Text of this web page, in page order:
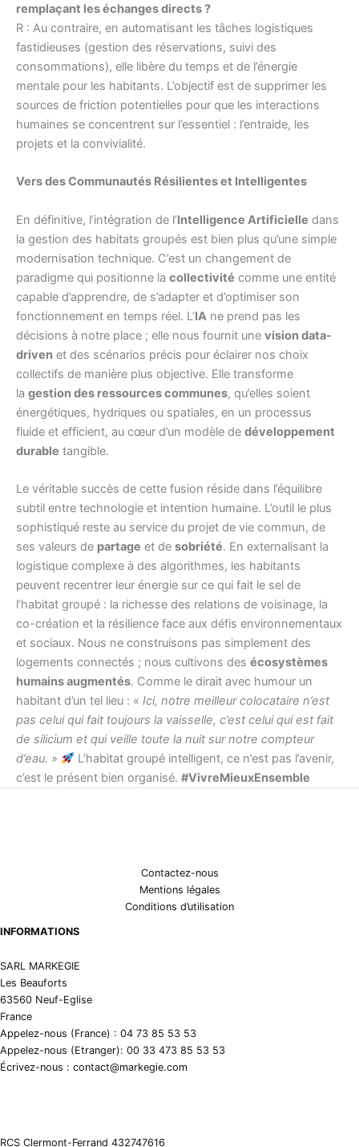
remplaçant les échanges directs ?
R : Au contraire, en automatisant les tâches logistiques
fastidieuses (gestion des réservations, suivi des
consommations), elle libère du temps et de l’énergie
mentale pour les habitants. L’objectif est de supprimer les
sources de friction potentielles pour que les interactions
humaines se concentrent sur l’essentiel : l’entraide, les
projets et la convivialité.
Vers des Communautés Résilientes et Intelligentes
En définitive, l’intégration de l’Intelligence Artificielle dans
la gestion des habitats groupés est bien plus qu’une simple
modernisation technique. C’est un changement de
paradigme qui positionne la collectivité comme une entité
capable d’apprendre, de s’adapter et d’optimiser son
fonctionnement en temps réel. L’IA ne prend pas les
décisions à notre place ; elle nous fournit une vision data-
driven et des scénarios précis pour éclairer nos choix
collectifs de manière plus objective. Elle transforme
la gestion des ressources communes, qu’elles soient
énergétiques, hydriques ou spatiales, en un processus
fluide et efficient, au cœur d’un modèle de développement
durable tangible.
Le véritable succès de cette fusion réside dans l’équilibre
subtil entre technologie et intention humaine. L’outil le plus
sophistiqué reste au service du projet de vie commun, de
ses valeurs de partage et de sobriété. En externalisant la
logistique complexe à des algorithmes, les habitants
peuvent recentrer leur énergie sur ce qui fait le sel de
l’habitat groupé : la richesse des relations de voisinage, la
co-création et la résilience face aux défis environnementaux
et sociaux. Nous ne construisons pas simplement des
logements connectés ; nous cultivons des écosystèmes
humains augmentés. Comme le dirait avec humour un
habitant d’un tel lieu : « Ici, notre meilleur colocataire n’est
pas celui qui fait toujours la vaisselle, c’est celui qui est fait
de silicium et qui veille toute la nuit sur notre compteur
d’eau. »
L’habitat groupé intelligent, ce n’est pas l’avenir,
c’est le présent bien organisé. #VivreMieuxEnsemble
Contactez-nous
Mentions légales
Conditions d’utilisation
INFORMATIONS
SARL MARKEGIE
Les Beauforts
63560 Neuf-Eglise
France
Appelez-nous (France) : 04 73 85 53 53
Appelez-nous (Etranger): 00 33 473 85 53 53
Écrivez-nous : contact@markegie.com
RCS Clermont-Ferrand 432747616